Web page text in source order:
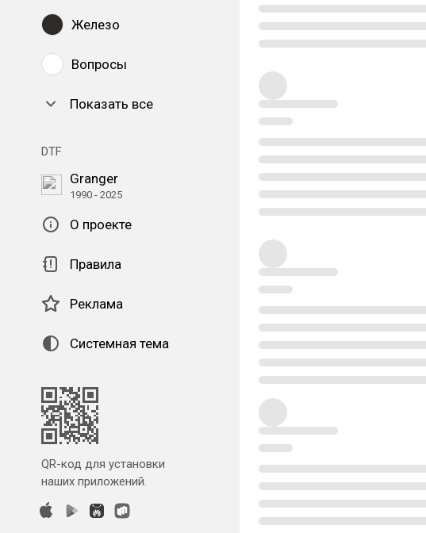
Железо
Вопросы
Показать все
DTF
Granger
1990 - 2025
О проекте
Правила
Реклама
Системная тема
QR-код для установки
наших приложений.